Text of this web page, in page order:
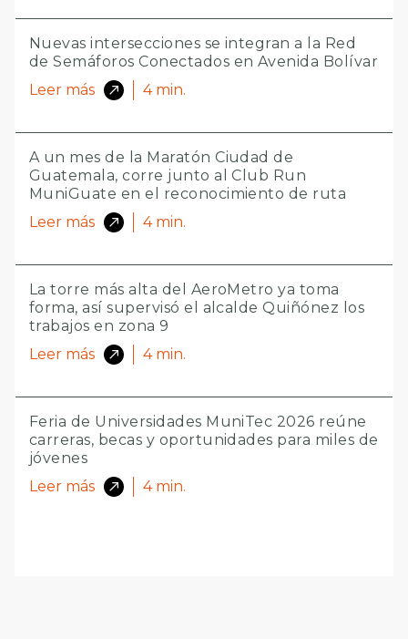
Nuevas intersecciones se integran a la Red
de Semáforos Conectados en Avenida Bolívar
Leer más
4 min.
A un mes de la Maratón Ciudad de
Guatemala, corre junto al Club Run
MuniGuate en el reconocimiento de ruta
Leer más
4 min.
La torre más alta del AeroMetro ya toma
forma, así supervisó el alcalde Quiñónez los
trabajos en zona 9
Leer más
4 min.
Feria de Universidades MuniTec 2026 reúne
carreras, becas y oportunidades para miles de
jóvenes
Leer más
4 min.